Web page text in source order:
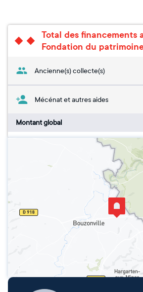
Total des financements
Fondation du
Ancienne(s) collecte(s)
Mécénat et autres aides
Montant global